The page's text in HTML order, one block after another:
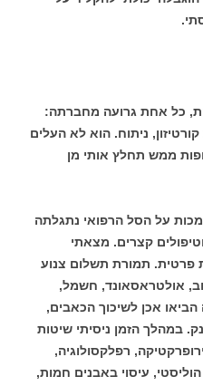
כל אחת גרועה מחברתה:
ניתוח. הוא לא העלים
ממש תחלץ אותי מן
על הסל הרפואי נתגלתה
קצרים. מצאתי
פרטית. תמורת תשלום צנוע
טוב, אולטראסאונד, חשמל,
אכן לשיכוך הכאבים,
במהלך הזמן ניסיתי שיטות
רפלקסולוגיה,
הוליסטי, עיסוי באבנים חמות,